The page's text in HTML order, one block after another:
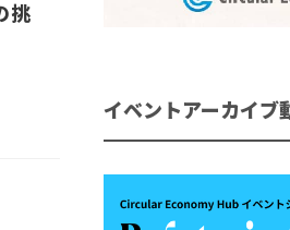
挑
イベントアーカイブ